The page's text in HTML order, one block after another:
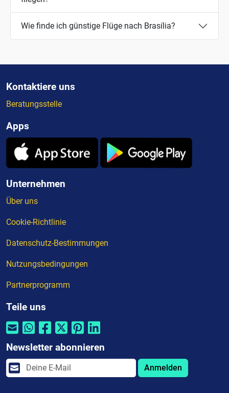
Wie finde ich günstige Flüge nach Brasília?
Kontaktiere uns
Beratungsstelle
Apps
Unternehmen
Über uns
Cookie-Richtlinie
Datenschutz-Bestimmungen
Nutzungsbedingungen
Partnerprogramm
Teile uns
Newsletter abonnieren
Anmelden